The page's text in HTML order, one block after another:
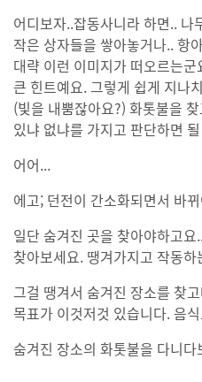
어디보자..잡동사니라 하면.. 나
작은 상자들을 쌓아놓거나.. 항
대략 이런 이미지가 떠오르는
큰 힌트예요. 그렇게 쉽게 지나
(빛을 내뿜잖아요?) 화톳불을
있냐 없냐를 가지고 판단하면
어어...
에고; 던전이 간소화되면서 바
일단 숨겨진 곳을 찾아야하고
찾아보세요. 땡겨가지고 작동
그걸 땡겨서 숨겨진 장소를 찾
목표가 이것저것 있습니다. 음
숨겨진 장소의 화톳불을 다니